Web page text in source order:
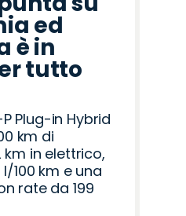
ed
è in
tutto
Plug-in Hybrid
km di
in elettrico,
100 km e una
rate da 199